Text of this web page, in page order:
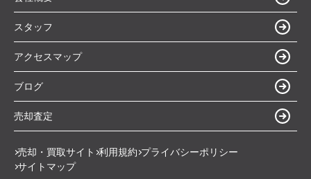
スタッフ
アクセスマップ
ブログ
売却査定
売却・買取サイト 利用規約 プライバシーポリシー
サイトマップ